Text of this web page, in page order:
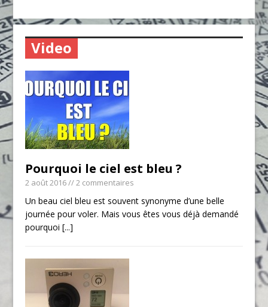
Video
Pourquoi le ciel est bleu ?
2 août 2016// 2 commentaires
Un beau ciel bleu est souvent synonyme d’une belle
journée pour voler. Mais vous êtes vous déjà demandé
pourquoi[...]